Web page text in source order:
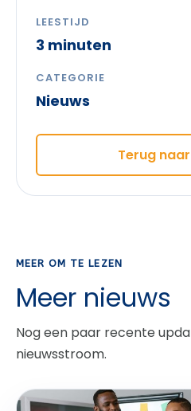
LEESTIJD
3 minuten
CATEGORIE
Nieuws
Terug
MEER OM TE LEZEN
Meer nieuws
Nog een paar recente
nieuwsstroom.